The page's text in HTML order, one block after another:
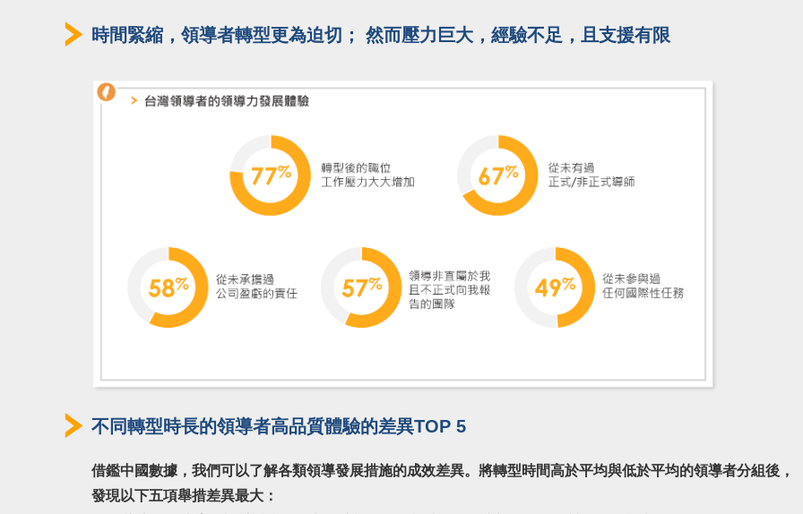
時間緊縮，領導者轉型更為迫切； 然而壓力巨大，經驗不足，且支援有限
不同轉型時長的領導者高品質體驗的差異TOP 5
借鑑中國數據，我們可以了解各類領導發展措施的成效差異。將轉型時間高於平均與低於平均的領導者分組後，
發現以下五項舉措差異最大：